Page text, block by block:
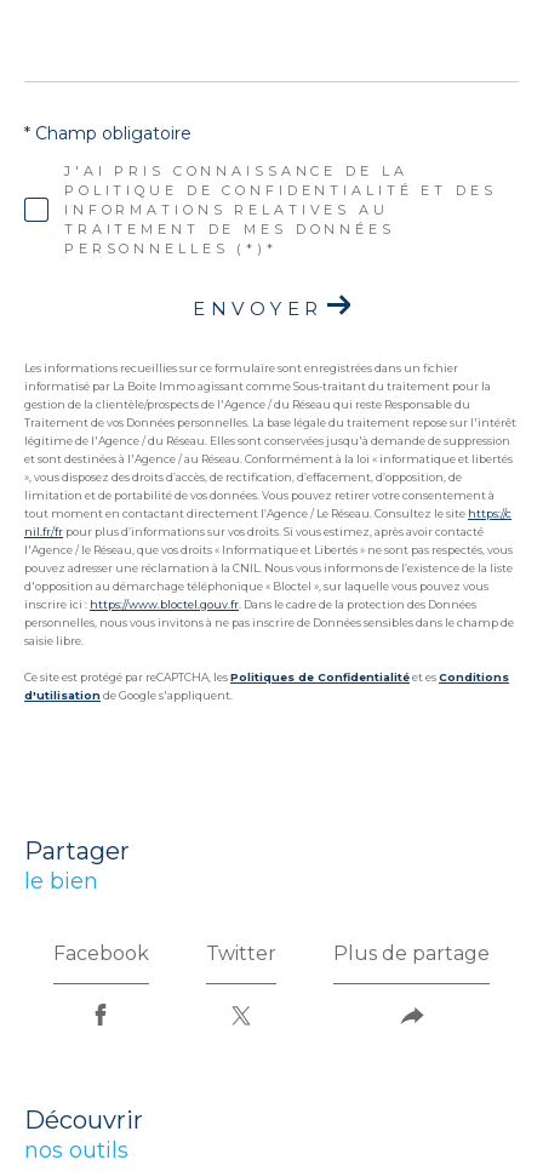
J'AI PRIS CONNAISSANCE DE LA
POLITIQUE DE CONFIDENTIALITÉ ET DES
INFORMATIONS RELATIVES AU
TRAITEMENT DE MES DONNÉES
PERSONNELLES (*)*
* Champ obligatoire
ENVOYER
Les informations recueillies sur ce formulaire sont enregistrées dans un fichier
informatisé par La Boite Immo agissant comme Sous-traitant du traitement pour la
gestion de la clientèle/prospects de l'Agence / du Réseau qui reste Responsable du
Traitement de vos Données personnelles. La base légale du traitement repose sur l'intérêt
légitime de l'Agence / du Réseau. Elles sont conservées jusqu'à demande de suppression
et sont destinées à l'Agence / au Réseau. Conformément à la loi « informatique et libertés
», vous disposez des droits d’accès, de rectification, d’effacement, d’opposition, de
limitation et de portabilité de vos données. Vous pouvez retirer votre consentement à
tout moment en contactant directement l’Agence / Le Réseau. Consultez le site https://c
nil.fr/fr pour plus d’informations sur vos droits. Si vous estimez, après avoir contacté
l'Agence / le Réseau, que vos droits « Informatique et Libertés » ne sont pas respectés, vous
pouvez adresser une réclamation à la CNIL. Nous vous informons de l’existence de la liste
d'opposition au démarchage téléphonique « Bloctel », sur laquelle vous pouvez vous
inscrire ici : https://www.bloctel.gouv.fr. Dans le cadre de la protection des Données
personnelles, nous vous invitons à ne pas inscrire de Données sensibles dans le champ de
saisie libre.
Ce site est protégé par reCAPTCHA, lesPolitiques de Confidentialitéet esConditions
d'utilisationde Google s'appliquent.
partager
le bien
Facebook Twitter Plus de partage
découvrir
nos outils